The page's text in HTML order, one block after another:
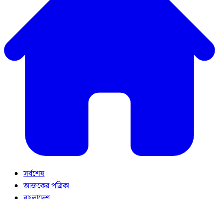
সর্বশেষ
আজকের পত্রিকা